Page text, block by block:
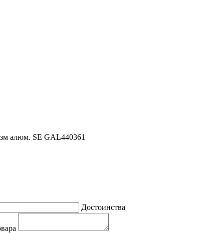
алюм. SE GAL440361
Достоинства